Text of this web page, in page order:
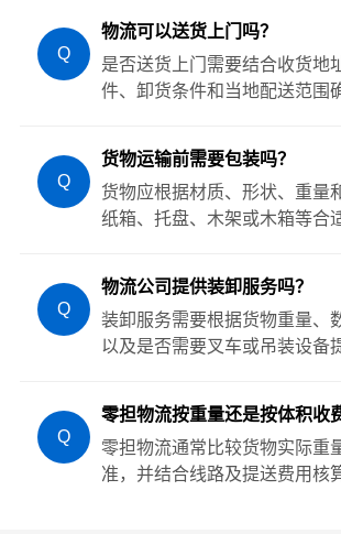
Q
物流可以送货上门吗？
是否送货上门需要结合收货地
件、卸货条件和当地配送范围
Q
货物运输前需要包装吗？
货物应根据材质、形状、重量
纸箱、托盘、木架或木箱等合
Q
物流公司提供装卸服务吗？
装卸服务需要根据货物重量、
以及是否需要叉车或吊装设备
Q
零担物流按重量还是按体积收
零担物流通常比较货物实际重
准，并结合线路及提送费用核